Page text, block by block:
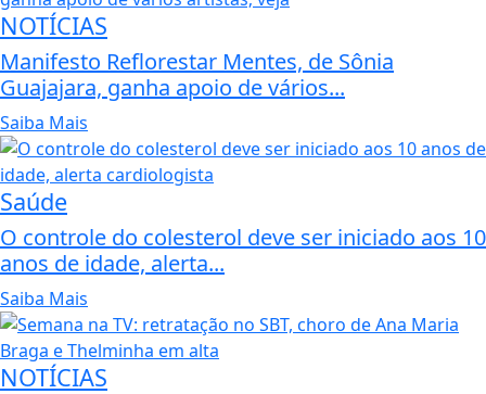
NOTÍCIAS
Manifesto Reflorestar Mentes, de Sônia
Guajajara, ganha apoio de vários...
Saiba Mais
Saúde
O controle do colesterol deve ser iniciado aos 10
anos de idade, alerta...
Saiba Mais
NOTÍCIAS